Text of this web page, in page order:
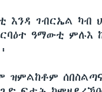
ገብርኤል ካብ
ዓማውቲ ምሉእ
ዝምልከቶም